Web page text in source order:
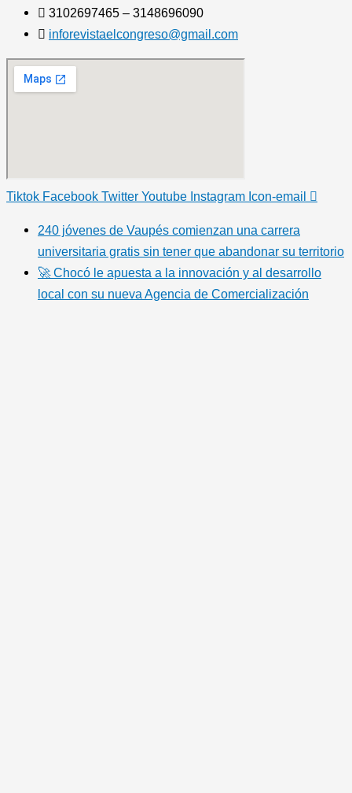
3102697465 – 3148696090
inforevistaelcongreso@gmail.com
Tiktok Facebook Twitter Youtube Instagram Icon-email
240 jóvenes de Vaupés comienzan una carrera
universitaria gratis sin tener que abandonar su territorio
🚀 Chocó le apuesta a la innovación y al desarrollo
local con su nueva Agencia de Comercialización